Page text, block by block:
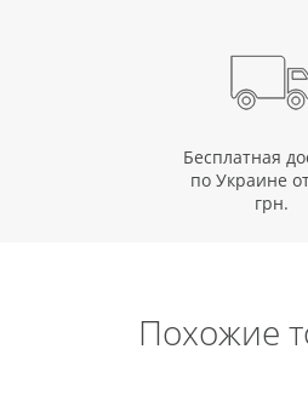
Бесплатная
по Украине
грн.
Похожие